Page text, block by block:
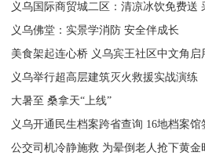
义乌国际商贸城二区：清凉冰饮免费送
义乌佛堂：实景学消防 安全伴成长
美食架起连心桥 义乌宾王社区中文角启
义乌举行超高层建筑灭火救援实战演练
大暑至 桑拿天“上线”
义乌开通民生档案跨省查询 16地档案馆
公交司机冷静施救 为晕倒老人抢下黄金